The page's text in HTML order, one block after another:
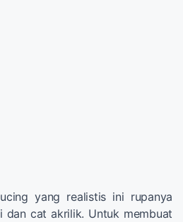
yang realistis ini rupanya
dan cat akrilik. Untuk membuat